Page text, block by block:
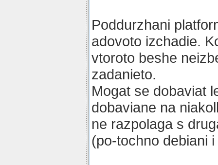
Poddurzhani
adovoto izchadie.
vtoroto beshe
zadanieto.
Mogat se dobaviat
dobaviane na
ne razpolaga s
(po-tochno debiani